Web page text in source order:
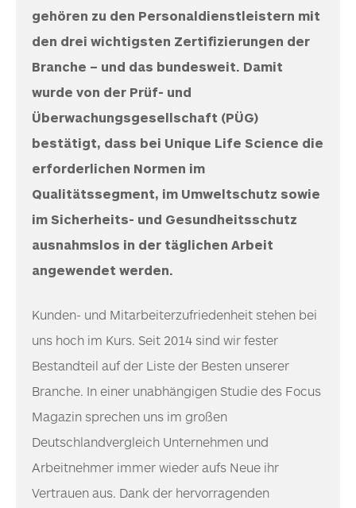
gehören zu den Personaldienstleistern mit
den drei wichtigsten Zertifizierungen der
Branche – und das bundesweit. Damit
wurde von der Prüf- und
Überwachungsgesellschaft (PÜG)
bestätigt, dass bei Unique Life Science die
erforderlichen Normen im
Qualitätssegment, im Umweltschutz sowie
im Sicherheits- und Gesundheitsschutz
ausnahmslos in der täglichen Arbeit
angewendet werden.
Kunden- und Mitarbeiterzufriedenheit stehen bei
uns hoch im Kurs. Seit 2014 sind wir fester
Bestandteil auf der Liste der Besten unserer
Branche. In einer unabhängigen Studie des Focus
Magazin sprechen uns im großen
Deutschlandvergleich Unternehmen und
Arbeitnehmer immer wieder aufs Neue ihr
Vertrauen aus. Dank der hervorragenden